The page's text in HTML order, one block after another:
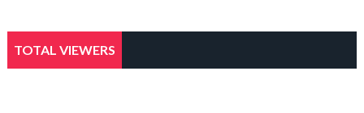
TOTAL VIEWERS